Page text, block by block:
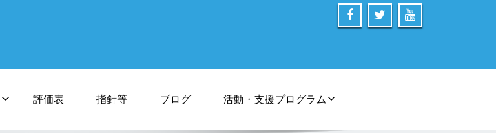
評価表 指針等 ブログ 活動・支援プログラム